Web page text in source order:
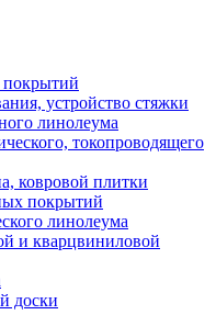
устройство стяжки
линолеума
токопроводящего
ковровой плитки
покрытий
линолеума
и кварцвиниловой
доски